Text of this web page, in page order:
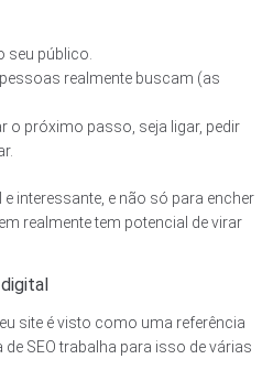
seu público.
realmente buscam (as
o próximo passo, seja ligar, pedir
interessante, e não só para encher
realmente tem potencial de virar
site é visto como uma referência
SEO trabalha para isso de várias